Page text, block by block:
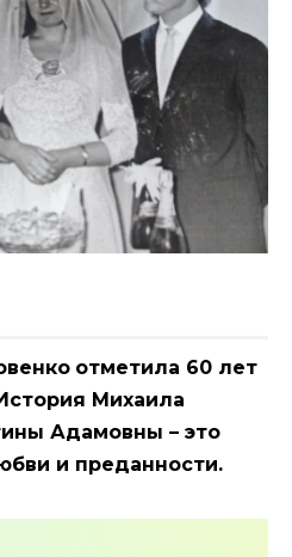
отметила 60 лет
Михаила
Адамовны – это
и преданности.